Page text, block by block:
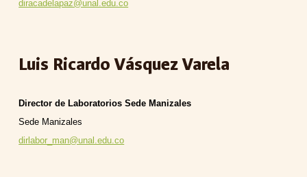
diracadelapaz@unal.edu.co
Luis Ricardo Vásquez Varela
Director de Laboratorios Sede Manizales
Sede Manizales
dirlabor_man@unal.edu.co